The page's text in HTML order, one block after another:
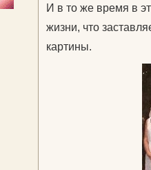
И в то же время в
жизни, что
картины.